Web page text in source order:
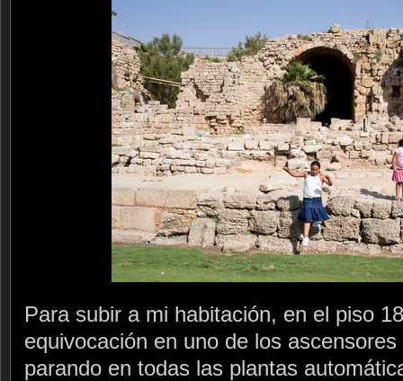
Para subir a mi habitación, en el piso
equivocación en uno de los
parando en todas las plantas